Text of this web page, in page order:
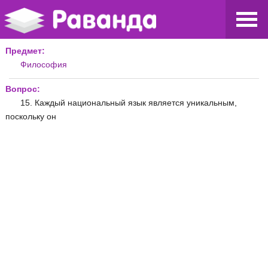
Предмет:
Философия
Вопрос:
15. Каждый национальный язык является уникальным,
поскольку он